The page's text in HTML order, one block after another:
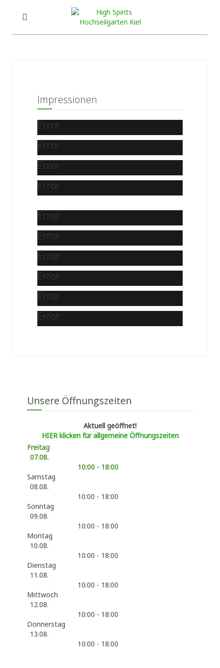
Impressionen
Error
Error
Error
Error
Error
Error
Error
Error
Error
Error
Unsere Öffnungszeiten
Aktuell geöffnet!
HIER klicken für allgemeine Öffnungszeiten
Freitag
07.08.
10:00 - 18:00
Samstag
08.08.
10:00 - 18:00
Sonntag
09.08.
10:00 - 18:00
Montag
10.08.
10:00 - 18:00
Dienstag
11.08.
10:00 - 18:00
Mittwoch
12.08.
10:00 - 18:00
Donnerstag
13.08.
10:00 - 18:00